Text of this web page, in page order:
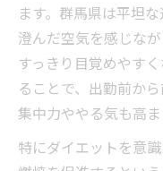
ます。群馬県は平坦
澄んだ空気を感じな
すっきり目覚めやす
ることで、出勤前か
集中力ややる気も高ま
特にダイエットを意